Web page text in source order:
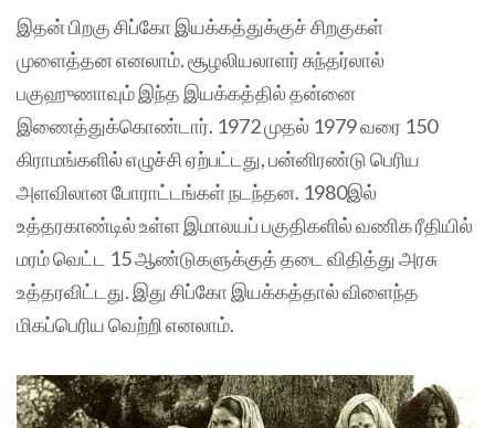
இதன் பிறகு சிப்கோ இயக்கத்துக்குச் சிறகுகள்
முளைத்தன எனலாம். சூழலியலாளர் சுந்தர்லால்
பகுஹுணாவும் இந்த இயக்கத்தில் தன்னை
இணைத்துக்கொண்டார். 1972 முதல் 1979 வரை 150
கிராமங்களில் எழுச்சி ஏற்பட்டது, பன்னிரண்டு பெரிய
அளவிலான போராட்டங்கள் நடந்தன. 1980இல்
உத்தரகாண்டில் உள்ள இமாலயப் பகுதிகளில் வணிக ரீதியில்
மரம் வெட்ட 15 ஆண்டுகளுக்குத் தடை விதித்து அரசு
உத்தரவிட்டது. இது சிப்கோ இயக்கத்தால் விளைந்த
மிகப்பெரிய வெற்றி எனலாம்.